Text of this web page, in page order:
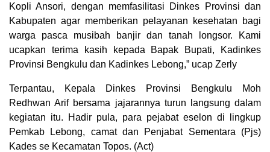
Kopli Ansori, dengan memfasilitasi Dinkes Provinsi dan
Kabupaten agar memberikan pelayanan kesehatan bagi
warga pasca musibah banjir dan tanah longsor. Kami
ucapkan terima kasih kepada Bapak Bupati, Kadinkes
Provinsi Bengkulu dan Kadinkes Lebong,” ucap Zerly
Terpantau, Kepala Dinkes Provinsi Bengkulu Moh
Redhwan Arif bersama jajarannya turun langsung dalam
kegiatan itu. Hadir pula, para pejabat eselon di lingkup
Pemkab Lebong, camat dan Penjabat Sementara (Pjs)
Kades se Kecamatan Topos. (Act)